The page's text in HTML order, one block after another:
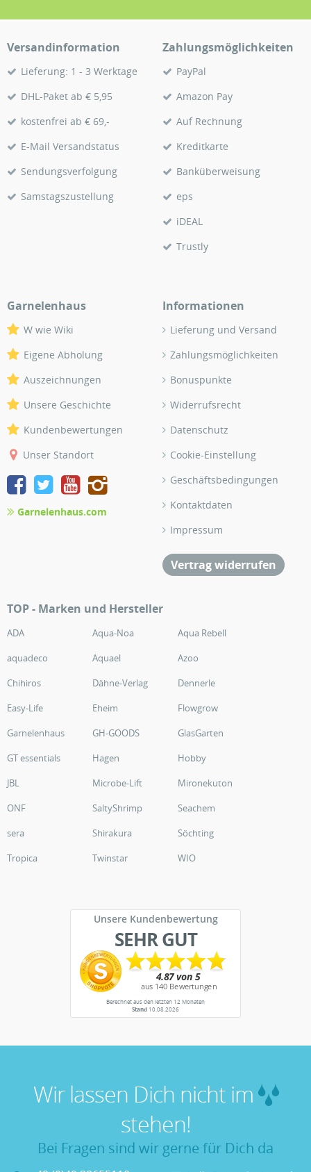
Versandinformation
Lieferung: 1 - 3 Werktage
DHL-Paket ab € 5,95
kostenfrei ab € 69,-
E-Mail Versandstatus
Sendungsverfolgung
Samstagszustellung
Zahlungsmöglichkeiten
PayPal
Amazon Pay
Auf Rechnung
Kreditkarte
Banküberweisung
eps
iDEAL
Trustly
Garnelenhaus
W wie Wiki
Eigene Abholung
Auszeichnungen
Unsere Geschichte
Kundenbewertungen
Unser Standort
Garnelenhaus.com
Informationen
Lieferung und Versand
Zahlungsmöglichkeiten
Bonuspunkte
Widerrufsrecht
Datenschutz
Cookie-Einstellung
Geschäftsbedingungen
Kontaktdaten
Impressum
Vertrag widerrufen
TOP - Marken und Hersteller
ADA Aqua-Noa
Aqua Rebell
aquadeco
Aquael
Azoo
Chihiros
Dähne-Verlag
Dennerle
Easy-Life
Eheim
Flowgrow
Garnelenhaus
GH-GOODS
GlasGarten
GT essentials
Hagen
Hobby
JBL
Microbe-Lift
Mironekuton
ONF
SaltyShrimp
Seachem
sera
Shirakura
Söchting
Tropica
Twinstar WIO
Unsere Kundenbewertung
SEHR GUT
Berechnet aus den letzten 12 Monaten
Stand 10.08.2026
Wir lassen Dich nicht im
stehen!
Bei Fragen sind wir gerne für Dich da